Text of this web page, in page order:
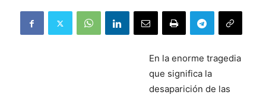
En la enorme tragedia
que significa la
desaparición de las